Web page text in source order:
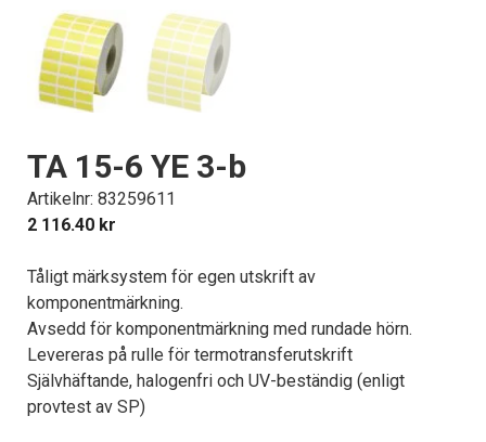
TA 15-6 YE 3-b
Artikelnr: 83259611
2 116.40 kr
Tåligt märksystem för egen utskrift av
komponentmärkning.
Avsedd för komponentmärkning med rundade hörn.
Levereras på rulle för termotransferutskrift
Självhäftande, halogenfri och UV-beständig (enligt
provtest av SP)